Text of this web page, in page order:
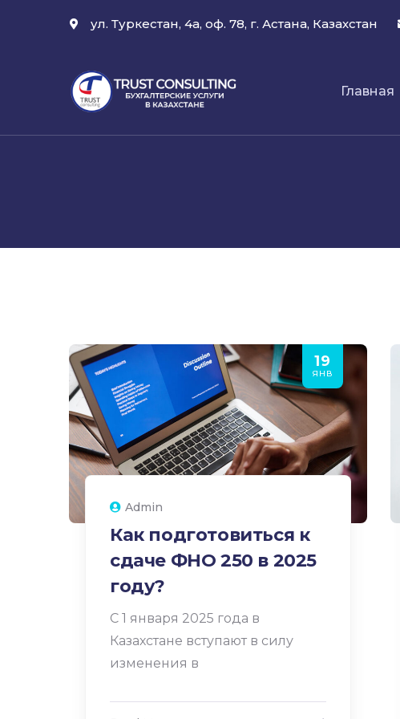
ул. Туркестан, 4а, оф. 78, г. Астана, Казахстан
Главная
19
ЯНВ
Admin
Как подготовиться к
сдаче ФНО 250 в 2025
году?
С 1 января 2025 года в
Казахстане вступают в силу
изменения в